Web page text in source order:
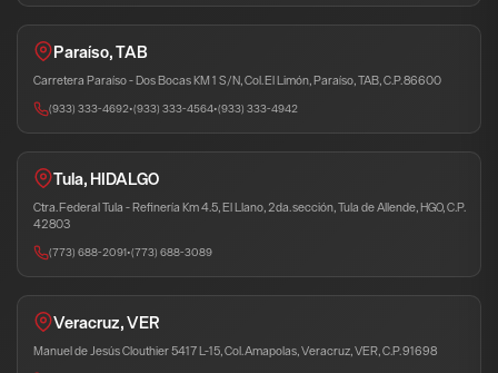
Paraíso, TAB
Carretera Paraíso - Dos Bocas KM 1 S/N, Col. El Limón, Paraíso, TAB, C.P. 86600
(933) 333-4692•(933) 333-4564•(933) 333-4942
Tula, HIDALGO
Ctra. Federal Tula - Refinería Km 4.5, El Llano, 2da. sección, Tula de Allende, HGO, C.P.
42803
(773) 688-2091•(773) 688-3089
Veracruz, VER
Manuel de Jesús Clouthier 5417 L-15, Col. Amapolas, Veracruz, VER, C.P. 91698